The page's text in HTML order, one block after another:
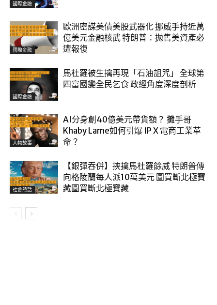
國際金融
國際金融
歐洲密謀美債美股武器化 挪威手持近萬
億美元金融核武 特朗普：拋售美資產必
遭報復
國際金融
馬杜羅被生擒再現「石油詛咒」 全球第
四富國變全民乞食 政經角度深度剖析
人物故事
AI分身創40億美元帶貨額？ 攤手哥
Khaby Lame如何引爆 IP X 電商工業革
命？
社會熱話
【銀彈吞併】挾擒馬杜羅餘威 特朗普傳
向格陵蘭每人派10萬美元 圖買斷北極寶
藏圖買斷北極寶藏